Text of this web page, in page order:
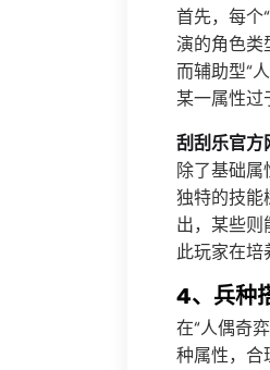
首先，每个
演的角色类
而辅助型“
某一属性过
刮刮乐官方
除了基础
独特的技能
出，某些则
此玩家在培
4、兵种
在“人偶奇
种属性，合